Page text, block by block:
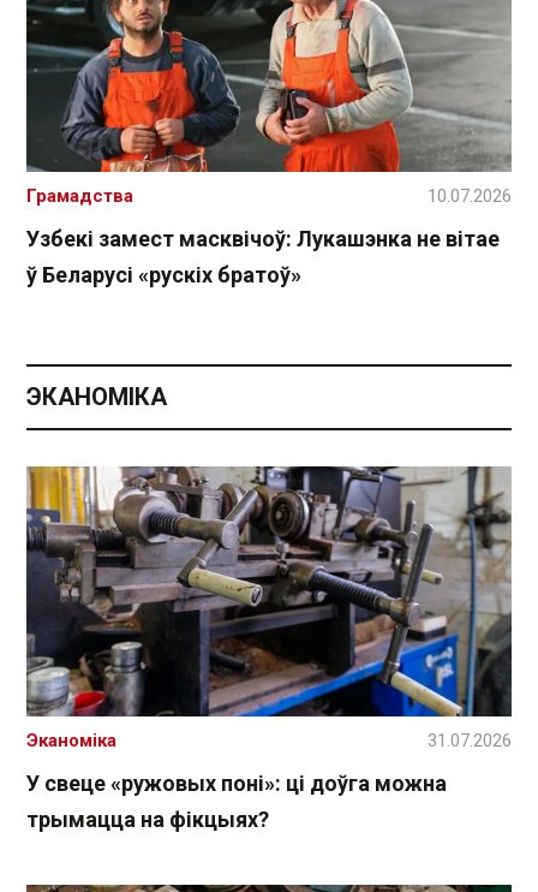
Узбекі замест масквічоў: Лукашэнка не вітае
ў Беларусі «рускіх братоў»
Грамадства 10.07.2026
ЭКАНОМІКА
У свеце «ружовых поні»: ці доўга можна
трымацца на фікцыях?
Эканоміка 31.07.2026